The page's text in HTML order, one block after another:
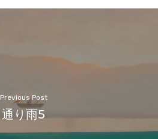
Previous Post
通り雨5